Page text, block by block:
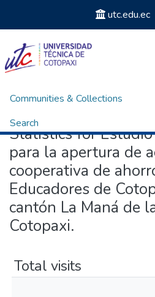
utc.edu.ec
Communities & Collections
Search
Home Statistics
Statistics for
para la apertura de
cooperativa de
Educadores de
cantón La Maná de
Cotopaxi.
Total visits